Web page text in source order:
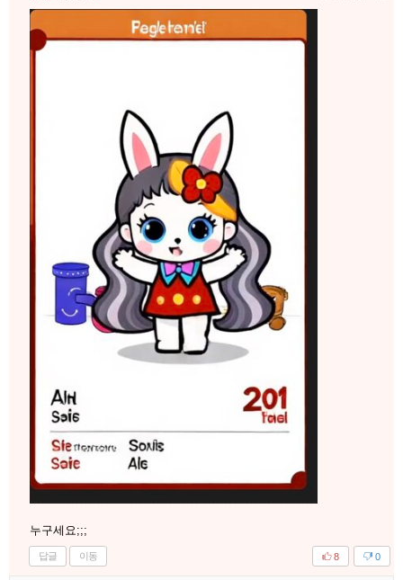
누구세요;;;
답글 이동 0
8